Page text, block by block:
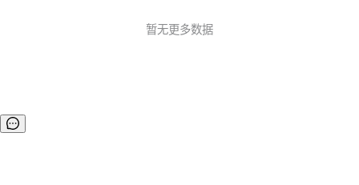
暂无更多数据